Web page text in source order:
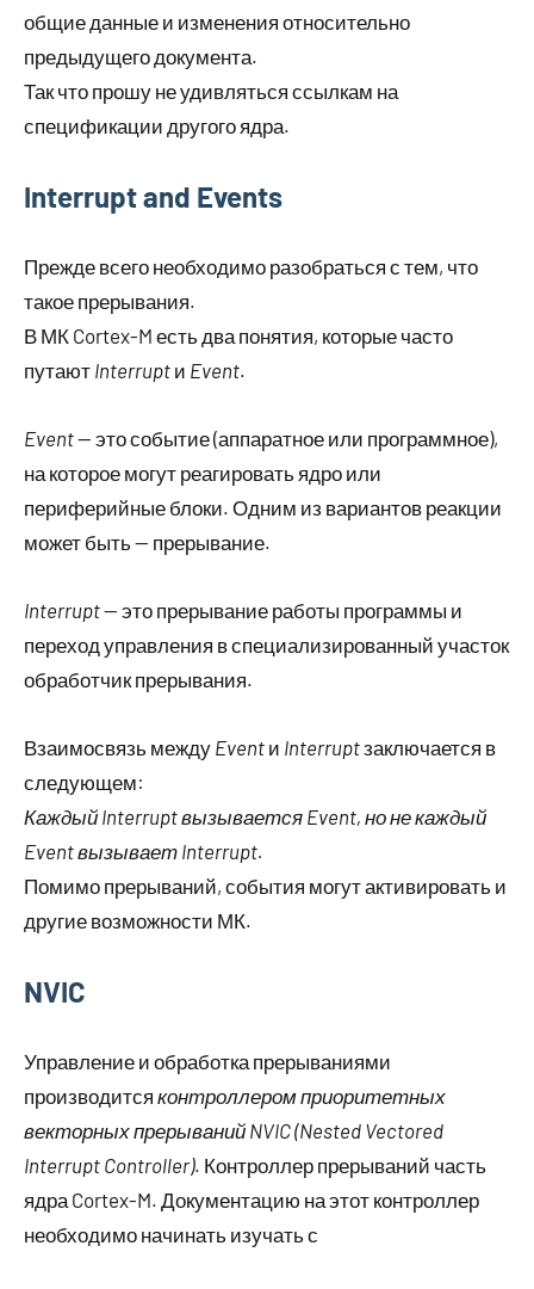
общие данные и изменения относительно
предыдущего документа.
Так что прошу не удивляться ссылкам на
спецификации другого ядра.
Interrupt and Events
Прежде всего необходимо разобраться с тем, что
такое прерывания.
В МК Cortex-M есть два понятия, которые часто
путают Interrupt и Event.
Event— это событие (аппаратное или программное),
на которое могут реагировать ядро или
периферийные блоки. Одним из вариантов реакции
может быть — прерывание.
Interrupt— это прерывание работы программы и
переход управления в специализированный участок
обработчик прерывания.
Взаимосвязь между Event и Interruptзаключается в
следующем:
Каждый Interrupt вызывается Event, но не каждый
Event вызывает Interrupt.
Помимо прерываний, события могут активировать и
другие возможности МК.
NVIC
Управление и обработка прерываниями
производится контроллером приоритетных
векторных прерываний NVIC (Nested Vectored
Interrupt Controller). Контроллер прерываний часть
ядра Cortex-M. Документацию на этот контроллер
необходимо начинать изучать с